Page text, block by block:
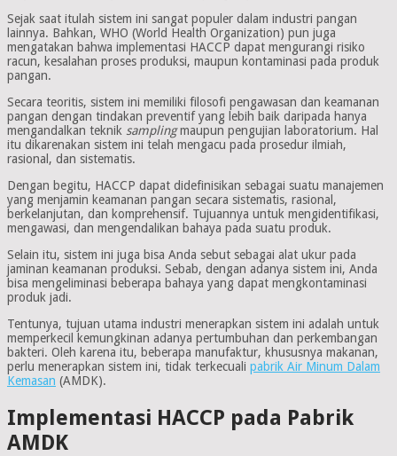
Sejak saat itulah sistem ini sangat populer dalam industri pangan
lainnya. Bahkan, WHO (World Health Organization) pun juga
mengatakan bahwa implementasi HACCP dapat mengurangi risiko
racun, kesalahan proses produksi, maupun kontaminasi pada produk
pangan.
Secara teoritis, sistem ini memiliki filosofi pengawasan dan keamanan
pangan dengan tindakan preventif yang lebih baik daripada hanya
mengandalkan teknik samplingmaupun pengujian laboratorium. Hal
itu dikarenakan sistem ini telah mengacu pada prosedur ilmiah,
rasional, dan sistematis.
Dengan begitu, HACCP dapat didefinisikan sebagai suatu manajemen
yang menjamin keamanan pangan secara sistematis, rasional,
berkelanjutan, dan komprehensif. Tujuannya untuk mengidentifikasi,
mengawasi, dan mengendalikan bahaya pada suatu produk.
Selain itu, sistem ini juga bisa Anda sebut sebagai alat ukur pada
jaminan keamanan produksi. Sebab, dengan adanya sistem ini, Anda
bisa mengeliminasi beberapa bahaya yang dapat mengkontaminasi
produk jadi.
Tentunya, tujuan utama industri menerapkan sistem ini adalah untuk
memperkecil kemungkinan adanya pertumbuhan dan perkembangan
bakteri. Oleh karena itu, beberapa manufaktur, khususnya makanan,
perlu menerapkan sistem ini, tidak terkecuali pabrik Air Minum Dalam
Kemasan (AMDK).
Implementasi HACCP pada Pabrik
AMDK